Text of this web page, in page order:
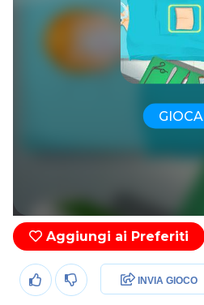
GIOCA
Aggiungi ai Preferiti
INVIA GIOCO